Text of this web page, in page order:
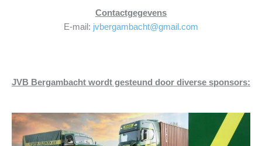
Contactgegevens
E-mail: jvbergambacht@gmail.com
JVB Bergambacht wordt gesteund door diverse sponsors: